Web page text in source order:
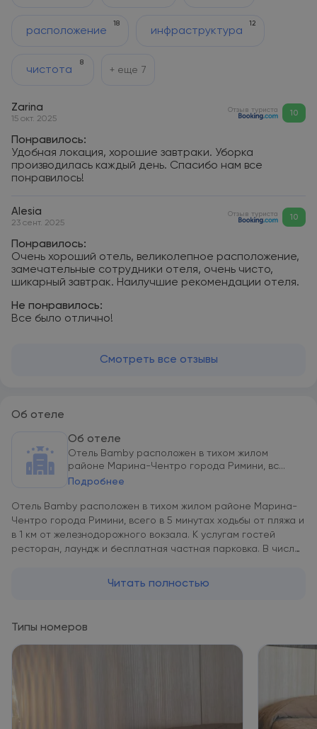
расположение
18
инфраструктура
12
чистота
8
+ еще 7
Zarina
15 окт. 2025
Отзыв туриста 10
Понравилось:
Удобная локация, хорошие завтраки. Уборка
производилась каждый день. Спасибо нам все
понравилось!
Alesia
23 сент. 2025
Отзыв туриста 10
Понравилось:
Очень хороший отель, великолепное расположение,
замечательные сотрудники отеля, очень чисто,
шикарный завтрак. Наилучшие рекомендации отеля.
Не понравилось:
Все было отлично!
Смотреть все отзывы
Об отеле
Об отеле
Отель Bamby расположен в тихом жилом
районе Марина-Чентро города Римини, вс...
Подробнее
Отель Bamby расположен в тихом жилом районе Марина-
Чентро города Римини, всего в 5 минутах ходьбы от пляжа и
в 1 км от железнодорожного вокзала. К услугам гостей
ресторан, лаундж и бесплатная частная парковка. В числе
кондиционер, спутниковое телевидение и бесплатный Wi-Fi.
блюда местной и интернациональной кухни. По утрам для
гостей сервируют разнообразный завтрак «шведский стол»
Читать полностью
Типы номеров